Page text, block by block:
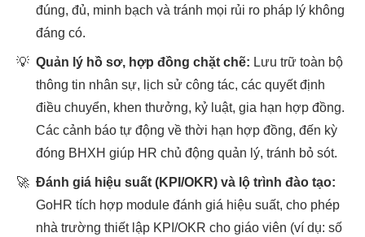
đúng, đủ, minh bạch và tránh mọi rủi ro pháp lý không
đáng có.
💡 Quản lý hồ sơ, hợp đồng chặt chẽ: Lưu trữ toàn bộ
thông tin nhân sự, lịch sử công tác, các quyết định
điều chuyển, khen thưởng, kỷ luật, gia hạn hợp đồng.
Các cảnh báo tự động về thời hạn hợp đồng, đến kỳ
đóng BHXH giúp HR chủ động quản lý, tránh bỏ sót.
🚀 Đánh giá hiệu suất (KPI/OKR) và lộ trình đào tạo:
GoHR tích hợp module đánh giá hiệu suất, cho phép
nhà trường thiết lập KPI/OKR cho giáo viên (ví dụ: số